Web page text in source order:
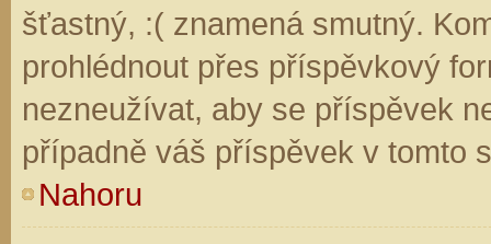
šťastný, :( znamená smutný.
prohlédnout přes příspěvkový
nezneužívat, aby se příspěvek
případně váš příspěvek v tomto
Nahoru